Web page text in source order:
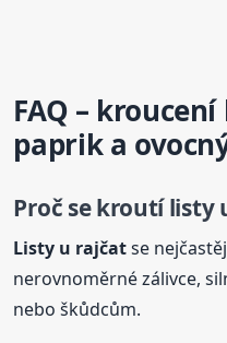
FAQ – kroucení
paprik a
Proč se kroutí listy
Listy u rajčatse
nerovnoměrné zálivce,
nebo škůdcům.